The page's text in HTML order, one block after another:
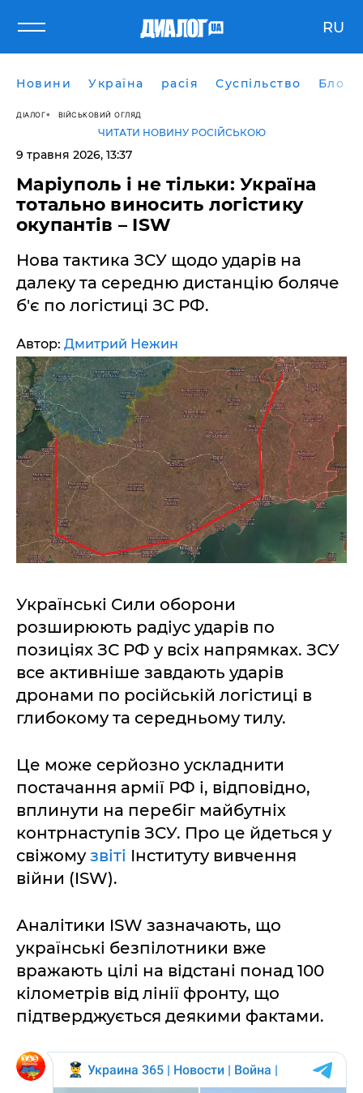
RU
Новини Україна расія Суспільство Блоги
ДІАЛОГ ВІЙСЬКОВИЙ ОГЛЯД
ЧИТАТИ НОВИНУ РОСІЙСЬКОЮ
9 травня 2026, 13:37
​Маріуполь і не тільки: Україна
тотально виносить логістику
окупантів – ISW
Нова тактика ЗСУ щодо ударів на
далеку та середню дистанцію боляче
б'є по логістиці ЗС РФ.
Автор: Дмитрий Нежин
Українські Сили оборони
розширюють радіус ударів по
позиціях ЗС РФ у всіх напрямках. ЗСУ
все активніше завдають ударів
дронами по російській логістиці в
глибокому та середньому тилу.
Це може серйозно ускладнити
постачання армії РФ і, відповідно,
вплинути на перебіг майбутніх
контрнаступів ЗСУ. Про це йдеться у
свіжомузвіті Інституту вивчення
війни (ISW).
Аналітики ISW зазначають, що
українські безпілотники вже
вражають цілі на відстані понад 100
кілометрів від лінії фронту, що
підтверджується деякими фактами.